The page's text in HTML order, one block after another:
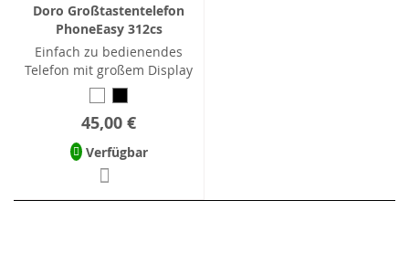
Doro Großtastentelefon
PhoneEasy 312cs
Einfach zu bedienendes
Telefon mit großem Display
45,00 €
Verfügbar